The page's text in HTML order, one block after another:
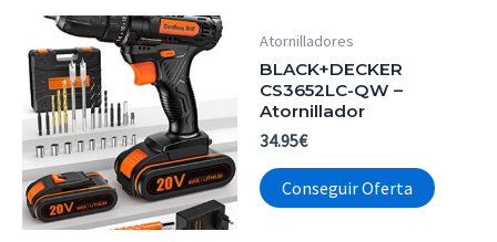
Atornilladores
BLACK+DECKER
CS3652LC-QW –
Atornillador
34.95€
Conseguir Oferta